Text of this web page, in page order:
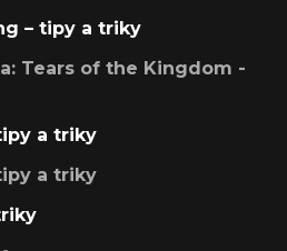
– tipy a triky
Tears of the Kingdom -
a triky
a triky